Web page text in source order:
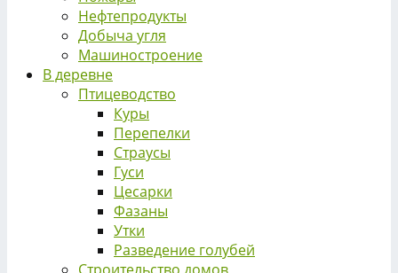
Нефтепродукты
Добыча угля
Машиностроение
В деревне
Птицеводство
Куры
Перепелки
Страусы
Гуси
Цесарки
Фазаны
Утки
Разведение голубей